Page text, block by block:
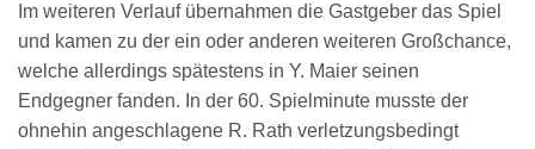
Im weiteren Verlauf übernahmen die Gastgeber das Spiel
und kamen zu der ein oder anderen weiteren Großchance,
welche allerdings spätestens in Y. Maier seinen
Endgegner fanden. In der 60. Spielminute musste der
ohnehin angeschlagene R. Rath verletzungsbedingt